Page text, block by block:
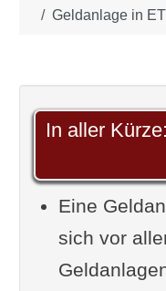
Geldanlage in
In aller
Eine
sich vor